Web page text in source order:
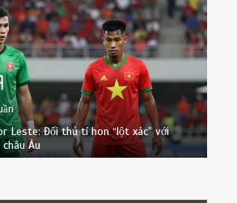
Leste: Đối thủ tí hon “lột xác” với
Âu